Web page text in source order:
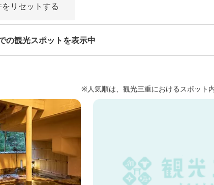
リセットする
の観光スポットを表示中
※人気順は、観光三重におけるスポット